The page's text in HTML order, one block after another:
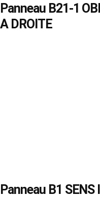
Panneau B21-1
A DROITE
Panneau B1 SENS